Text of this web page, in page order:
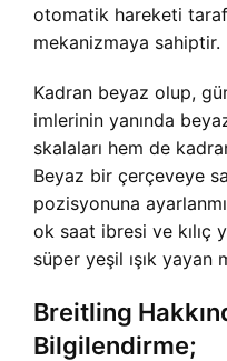
otomatik hareketi
mekanizmaya sahiptir.
Kadran beyaz olup,
imlerinin yanında
skalaları hem de
Beyaz bir çerçeveye
pozisyonuna
ok saat ibresi ve kılıç
süper yeşil ışık yayan
Breitling
Bilgilendirme;